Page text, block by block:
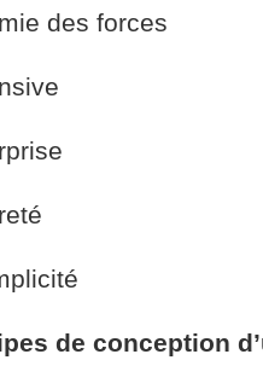
des forces
de conception